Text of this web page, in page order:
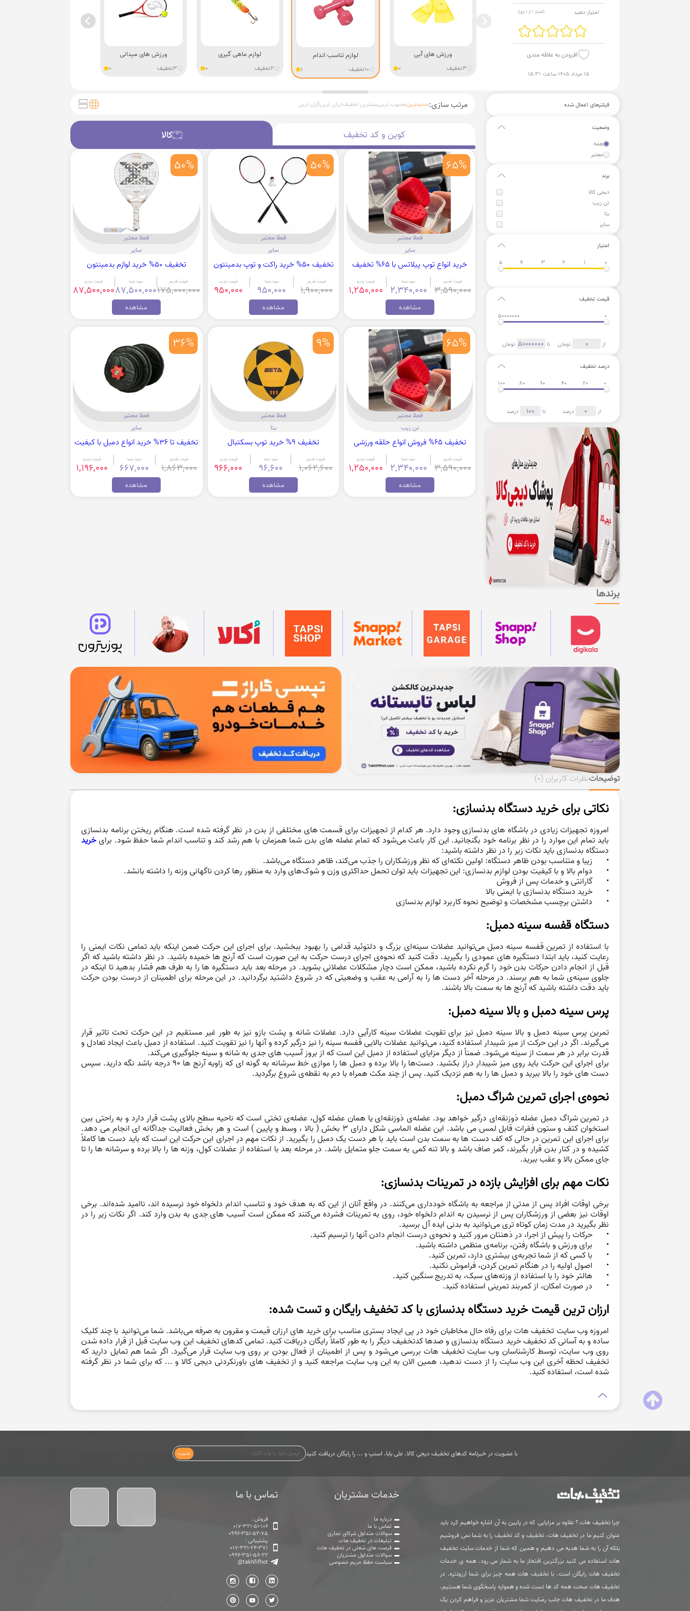
امتیاز دهید (امتیاز 1از 1رای)
افزودن به علاقه مندی
۱۵ مرداد ۱۴۰۵ ساعت ۱۵:۳۱
ورزش های آبی
3تخفیف 0
لوازم تناسب اندام
10تخفیف 1
لوازم ماهی گیری
2تخفیف 0
ورزش های میدانی
3تخفیف 0
فیلترهای اعمال شده
وضعیت
همه
معتبر
برند
دیجی کالا
تن زیب
بتا
سایر
امتیاز
0
1
2
3
4
5
قیمت تخفیف
0
50000000
از تومان تا تومان
درصد تخفیف
0
20
40
60
80
100
از درصد تا درصد
مرتب سازی:جدیدترینمحبوب ترینبیشترین تخفیفارزان ترینگران ترین
کوپن و کد تخفیف کالاکالا
65%
فعلا معتبر
سایر
خرید انواع توپ پیلاتس با 65% تخفیف
قیمت قدیم
3,590,000
سود شما
2,340,000
قیمت جدید
1,250,000
مشاهده
50%
فعلا معتبر
سایر
تخفیف 50% خرید راکت و توپ بدمینتون
قیمت قدیم
1,900,000
سود شما
950,000
قیمت جدید
950,000
مشاهده
50%
فعلا معتبر
سایر
تخفیف 50% خرید لوازم بدمینتون
قیمت قدیم
175,000,000
سود شما
87,500,000
قیمت جدید
87,500,000
مشاهده
65%
فعلا معتبر
تن زیب
تخفیف 65% فروش انواع حلقه ورزشی
قیمت قدیم
3,590,000
سود شما
2,340,000
قیمت جدید
1,250,000
مشاهده
9%
فعلا معتبر
بتا
تخفیف 9% خرید توپ بسکتبال
قیمت قدیم
1,062,600
سود شما
96,600
قیمت جدید
966,000
مشاهده
36%
فعلا معتبر
سایر
تخفیف تا 36% خرید انواع دمبل با کیفیت
قیمت قدیم
1,863,000
سود شما
667,000
قیمت جدید
1,196,000
مشاهده
برندها
توضیحاتنظرات کاربران (0)
نکاتی برای خرید دستگاه بدنسازی:
امروزه تجهیزات زیادی در باشگاه های بدنسازی وجود دارد. هر کدام از تجهیزات برای قسمت های مختلفی از بدن در نظر گرفته شده است. هنگام ریختن برنامه بدنسازی
باید تمام این موارد را در نظر برنامه خود بگنجانید. این کار باعث می‌شود که تمام عضله های بدن شما همزمان با هم رشد کند و تناسب اندام شما حفظ شود. برایخرید
دستگاه بدنسازی باید نکات زیر را در نظر داشته باشید:
•
زیبا و متناسب بودن ظاهر دستگاه: اولین نکته‌ای که نظر ورزشکاران را جذب می‌کند، ظاهر دستگاه می‌باشد.
•
دوام بالا و با کیفیت بودن لوازم بدنسازی: این تجهیزات باید توان تحمل حداکثری وزن و شوک‌های وارد به منظور رها کردن ناگهانی وزنه را داشته بانشد.
•
گارانتی و خدمات پس از فروش
•
خرید دستگاه بدنسازی با ایمنی بالا
•
داشتن برچسب مشخصات و توضیح نحوه کاربرد لوازم بدنسازی
دستگاه قفسه سينه دمبل:
با استفاده از تمرین قفسه سينه دمبل می‌توانید عضلات سینه‌ای بزرگ و دلتوئید قدامی را بهبود ببخشید. برای اجرای این حرکت ضمن اینکه باید تمامی نکات ایمنی را
رعایت کنید، باید ابتدا دستگیره های عمودی را بگیرید. دقت کنید که نحوه‌ی اجرای درست حرکت به این صورت است که آرنج ها خمیده باشید. در نظر داشته باشید که اگر
قبل از انجام دادن حرکات بدن خود را گرم نکرده باشید، ممکن است دچار مشکلات عضلانی بشوید. در مرحله بعد باید دستگیره ها را به طرف هم فشار بدهید تا اینکه در
جلوی سینه‌ی شما به هم برسند. در مرحله آخر دست ها را به آرامی به عقب و وضعیتی که در شروع داشتید برگردانید. در این مرحله برای اطمینان از درست بودن حرکت
باید دقت داشته باشید که آرنج ها به سمت بالا باشند.
پرس سینه دمبل و بالا سینه دمبل:
تمرین پرس سینه دمبل و بالا سینه دمبل نیز برای تقویت عضلات سینه کارآیی دارد. عضلات شانه و پشت بازو نیز به طور غیر مستقیم در این حرکت تحت تاثیر قرار
می‌گیرند. اگر در این حرکت از میز شیبدار استفاده کنید، می‌توانید عضلات بالایی قفسه سینه را نیز درگیر کرده و آنها را نیز تقویت کنید. استفاده از دمبل باعث ایجاد تعادل و
قدرت برابر در هر سمت از سینه می‌شود. ضمناً از دیگر مزایای استفاده از دمبل این است که از بروز آسیب های جدی به شانه و سینه جلوگیری می‌کند.
برای اجرای این حرکت باید روی میز شیبدار دراز بکشید. دست‌ها را بالا برده و دمبل ها را موازی خط سرشانه به گونه ای که زاویه آرنج ها 90 درجه باشد نگه دارید. سپس
دست های خود را بالا ببرید و دمبل ها را به هم نزدیک کنید. پس از چند مکث همراه با دم به نقطه‌‌ی شروع برگردید.
نحوه‌ی اجرای تمرین شراگ دمبل:
در تمرین شراگ دمبل عضله ذوزنقه‌ای درگیر خواهد بود. عضله‌ی ذوزنقه‌ای یا همان عضله کول، عضله‌ی تختی است که ناحیه سطح بالای پشت قرار دارد و به راحتی بین
استخوان کتف و ستون فقرات قابل لمس می باشد. این عضله الماسی شکل دارای 3 بخش ( بالا ، وسط و پایین ) است و هر بخش فعالیت جداگانه ای انجام می دهد.
برای اجرای این تمرین در حالی که کف دست ها به سمت بدن است باید با هر دست یک دمبل را بگیرید. از نکات مهم در اجرای این حرکت این است که باید دست ها کاملاً
کشیده و در کنار بدن قرار بگیرند، کمر صاف باشد و بالا تنه کمی به سمت جلو متمایل باشد. در مرحله بعد با استفاده از عضلات کول، وزنه ها را بالا برده و سرشانه ها را تا
جای ممکن بالا و عقب ببرید.
نکات مهم برای افزایش بازده در تمرینات بدنسازی:
برخی اوقات افراد پس از مدتی از مراجعه به باشگاه خودداری می‌کنند. در واقع آنان از این که به هدف خود و تناسب اندام دلخواه خود نرسیده اند، ناامید شده‌اند. برخی
اوقات نیز بعضی از ورزشکاران پس از نرسیدن به اندام دلخواه خود، روی به تمرینات فشرده می‌کنند که ممکن است آسیب های جدی به بدن وارد کند. اگر نکات زیر را در
نظر بگیرید در مدت زمان کوتاه تری می‌توانید به بدنی ایده آل برسید.
•
حرکات را پیش از اجرا، در ذهنتان مرور کنید و نحوه‌ی درست انجام دادن آنها را ترسیم کنید.
•
برای ورزش و باشگاه رفتن، برنامه‌ی منظمی داشته باشید.
•
با کسی که از شما تجربه‌ی بیشتری دارد، تمرین کنید.
•
اصول اولیه را در هنگام تمرین کردن، فراموش نکنید.
•
هالتر خود را با استفاده از وزنه‌های سبک، به تدریج سنگین کنید.
•
در صورت امکان، از کمربند تمرینی استفاده کنید.
ارزان ترین قیمت خرید دستگاه بدنسازی با کد تخفیف رایگان و تست شده:
امروزه وب سایت تخفیف هات برای رفاه حال مخاطبان خود در پی ایجاد بستری مناسب برای خرید های ارزان قیمت و مقرون به صرفه می‌باشد. شما می‌توانید با چند کلیک
ساده و به آسانی کد تخفیف خرید دستگاه بدنسازی و صدها کدتخفیف دیگر را به طور کاملاً رایگان دریافت کنید. تمامی کدهای تخفیف این وب سایت قبل از قرار داده شدن
روی وب سایت، توسط کارشناسان وب سایت تخفیف هات بررسی می‌شود و پس از اطمینان از فعال بودن بر روی وب سایت قرار می‌گیرد. اگر شما هم تمایل دارید که
تخفیف لحظه آخری این وب سایت را از دست ندهید، همین الان به این وب سایت مراجعه کنید و از تخفیف های باورنکردنی دیجی کالا و ... که برای شما در نظر گرفته
شده است، استفاده کنید.
با عضویت در خبرنامه کدهای تخفیف دیجی کالا، علی بابا، اسنپ و ... را رایگان دریافت کنید عضویت
چرا تخفیف هات ؟ علاوه بر مزایایی که در پایین به آن اشاره خواهیم کرد باید
عنوان کنیم ما در تخفیف هات، تخفیف و کد تخفیف را به شما نمی فروشیم
بلکه آن را به شما هدیه می دهیم و همین که شما از خدمات سایت تخفیف
هات استفاده می کنید بزرگترین افتخار ما به شمار می رود. همه ی خدمات
تخفیف هات رایگان است. با تخفیف هات همه چیز برای شما ارزونتره. در
تخفیف هات صحت همه کد ها تست شده و همواره پاسخگوی شما هستیم.
هدف ما در تخفیف هات جلب رضایت شما مشتریان عزیز و فراهم کردن یک
خدمات مشتریان
درباره ما
تماس با ما
سوالات متداول شرکای تجاری
تبلیغات در تخفیف هات
فرصت های شغلی در تخفیف هات
سوالات متداول مشتریان
سیاست حفظ حریم خصوصی
تماس با ما
فروش :
017-321-51-106
0996-351-52-75
پشتیبانی :
017-321-24-371
0996-351-58-22
@takhfifhot